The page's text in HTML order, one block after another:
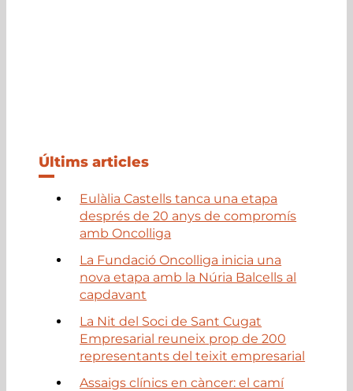
Últims articles
Eulàlia Castells tanca una etapa
després de 20 anys de compromís
amb Oncolliga
La Fundació Oncolliga inicia una
nova etapa amb la Núria Balcells al
capdavant
La Nit del Soci de Sant Cugat
Empresarial reuneix prop de 200
representants del teixit empresarial
Assaigs clínics en càncer: el camí